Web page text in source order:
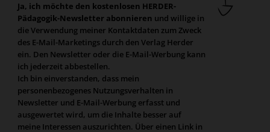
Ja, ich möchte den kostenlosen HERDER-
Pädagogik-Newsletter abonnieren und willige in
die Verwendung meiner Kontaktdaten zum Zweck
des E-Mail-Marketings durch den Verlag Herder
ein. Den Newsletter oder die E-Mail-Werbung kann
ich jederzeit abbestellen.
Ich bin einverstanden, dass mein
personenbezogenes Nutzungsverhalten in
Newsletter und E-Mail-Werbung erfasst und
ausgewertet wird, um die Inhalte besser auf
meine Interessen auszurichten. Über einen Link in